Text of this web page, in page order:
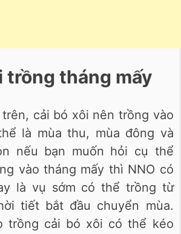
trồng tháng mấy
cải bó xôi nên trồng vào
là mùa thu, mùa đông và
nếu bạn muốn hỏi cụ thể
vào tháng mấy thì NNO có
là vụ sớm có thể trồng từ
tiết bắt đầu chuyển mùa.
trồng cải bó xôi có thể kéo